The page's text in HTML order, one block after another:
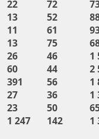
22 72
13 52
11 61
13 75
26 46
1
60 44
2
391 56
1
27 36
1
23 50
1 247 142
1